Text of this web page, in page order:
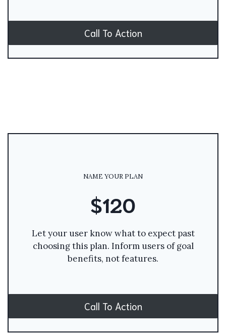
Call To Action
NAME YOUR PLAN
$120
Let your user know what to expect past
choosing this plan. Inform users of goal
benefits, not features.
Call To Action